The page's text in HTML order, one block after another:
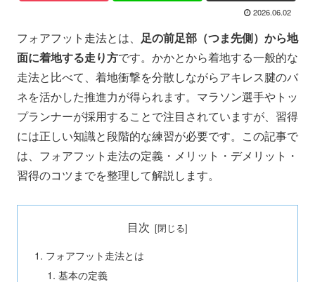
2026.06.02
フォアフット走法とは、 足の前足部（つま先側）から地
面に着地する走り方です。かかとから着地する一般的な
走法と比べて、着地衝撃を分散しながらアキレス腱のバ
ネを活かした推進力が得られます。マラソン選手やトッ
プランナーが採用することで注目されていますが、習得
には正しい知識と段階的な練習が必要です。この記事で
は、フォアフット走法の定義・メリット・デメリット・
習得のコツまでを整理して解説します。
目次
フォアフット走法とは
基本の定義